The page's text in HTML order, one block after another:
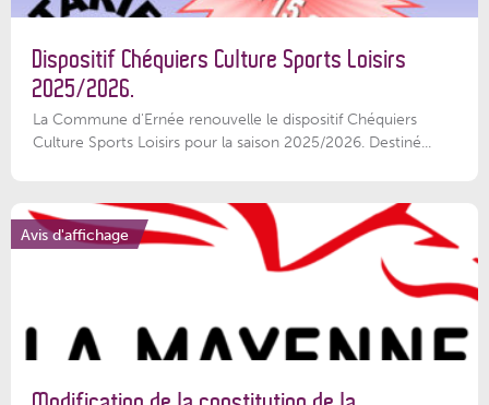
Dispositif Chéquiers Culture Sports Loisirs
2025/2026.
La Commune d'Ernée renouvelle le dispositif Chéquiers
Culture Sports Loisirs pour la saison 2025/2026. Destiné...
Avis d'affichage